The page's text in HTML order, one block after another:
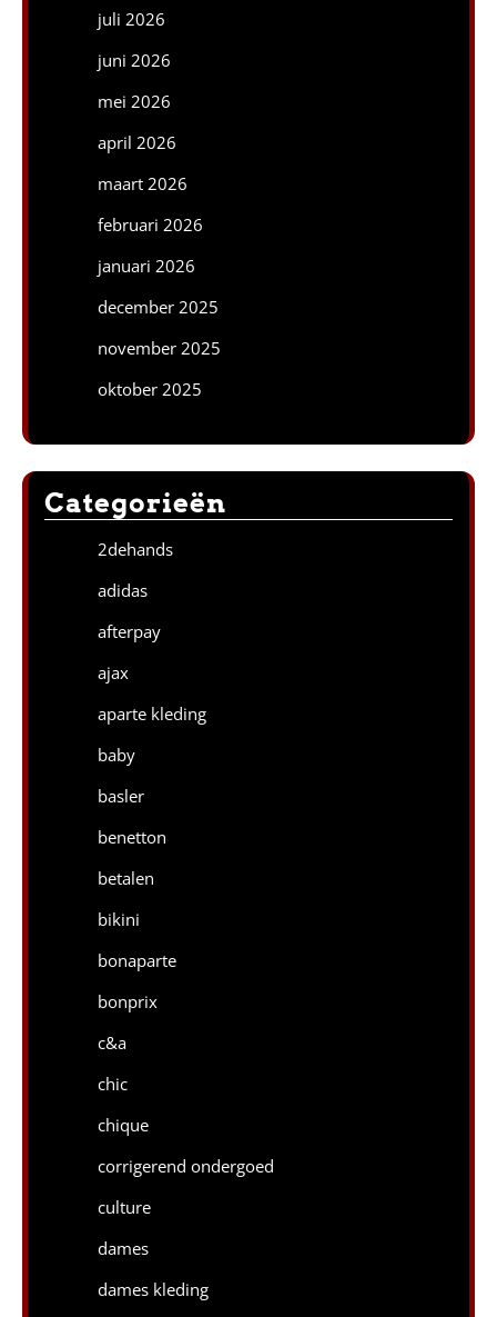
juli 2026
juni 2026
mei 2026
april 2026
maart 2026
februari 2026
januari 2026
december 2025
november 2025
oktober 2025
Categorieën
2dehands
adidas
afterpay
ajax
aparte kleding
baby
basler
benetton
betalen
bikini
bonaparte
bonprix
c&a
chic
chique
corrigerend ondergoed
culture
dames
dames kleding